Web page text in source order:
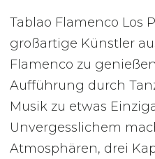
Tablao Flamenco Los
großartige Künstler
Flamenco zu
Aufführung durch
Musik zu etwas
Unvergesslichem
Atmosphären, drei